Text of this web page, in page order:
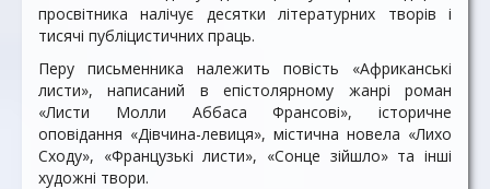
просвітника налічує десятки літературних творів і
тисячі публіцистичних праць.
Перу письменника належить повість «Африканські
листи», написаний в епістолярному жанрі роман
«Листи Молли Аббаса Франсові», історичне
оповідання «Дівчина-левиця», містична новела «Лихо
Сходу», «Французькі листи», «Сонце зійшло» та інші
художні твори.